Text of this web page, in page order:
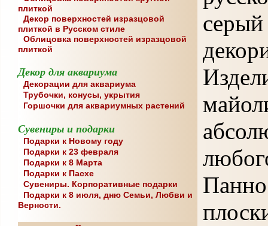
плиткой
Декор поверхностей изразцовой
плиткой в Русском стиле
Облицовка поверхностей изразцовой
плиткой
Декор для аквариума
Декорации для аквариума
Трубочки, конусы, укрытия
Горшочки для аквариумных растений
Сувениры и подарки
Подарки к Новому году
Подарки к 23 февраля
Подарки к 8 Марта
Подарки к Пасхе
Сувениры. Корпоративные подарки
Подарки к 8 июля, дню Семьи, Любви и
Верности.